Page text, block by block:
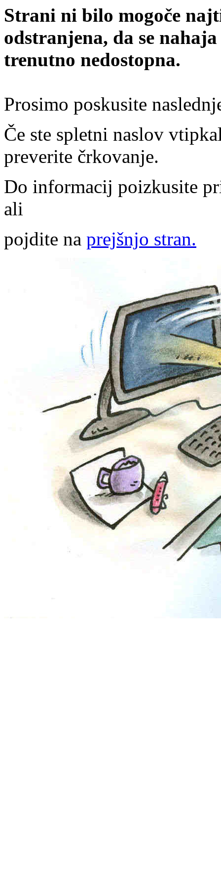
Strani ni bilo mogoče
odstranjena, da se
trenutno nedostopna.
Prosimo poskusite
Če ste spletni naslov
preverite črkovanje.
Do informacij poizkusite
ali
pojdite na prejšnjo stran.